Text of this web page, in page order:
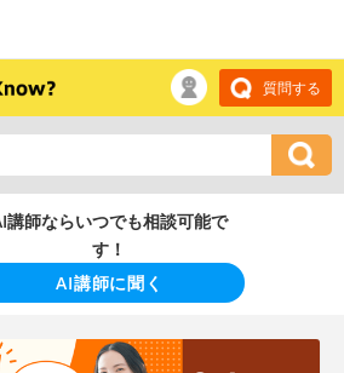
質問する
講師ならいつでも相談可能で
す！
AI講師に聞く